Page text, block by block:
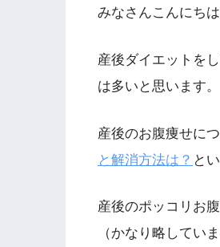
みなさんこんにちは
産後ダイエットを
は多いと思います。
産後のお腹痩せに
と解消方法は？ と
産後のポッコリお
（かなり略してい